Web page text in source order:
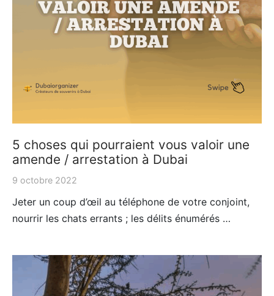
5 choses qui pourraient vous valoir une
amende / arrestation à Dubai
9 octobre 2022
Jeter un coup d’œil au téléphone de votre conjoint,
nourrir les chats errants ; les délits énumérés …